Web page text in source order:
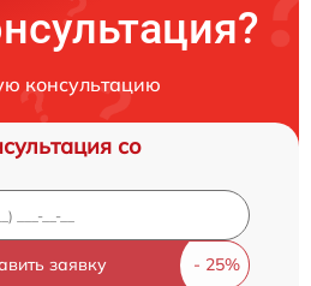
консультацию
со
заявку